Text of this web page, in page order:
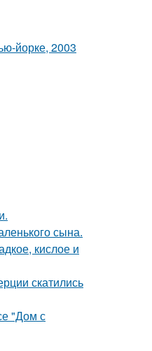
йорке, 2003
сына.
кислое и
скатились
"Дом с